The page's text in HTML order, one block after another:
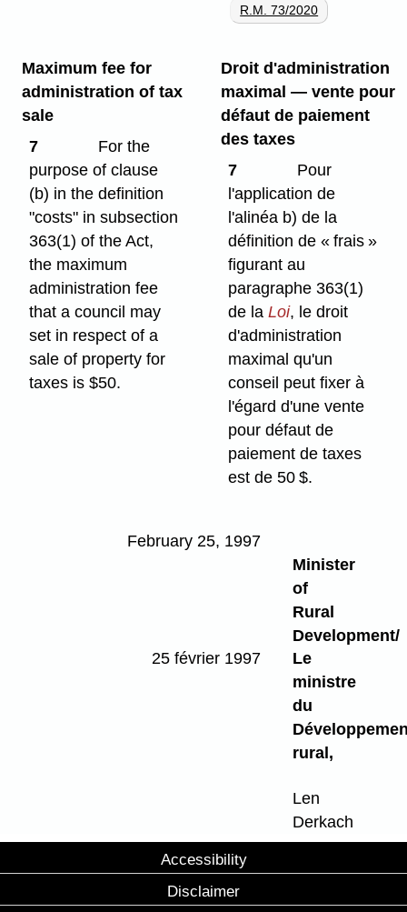
R.M. 73/2020
Maximum fee for
administration of tax
sale
7
For the
purpose of clause
(b) in the definition
"costs" in subsection
363(1) of the Act,
the maximum
administration fee
that a council may
set in respect of a
sale of property for
taxes is $50.
Droit d'administration
maximal — vente pour
défaut de paiement
des taxes
7
Pour
l'application de
l'alinéa b) de la
définition de « frais »
figurant au
paragraphe 363(1)
de laLoi, le droit
d'administration
maximal qu'un
conseil peut fixer à
l'égard d'une vente
pour défaut de
paiement de taxes
est de 50 $.
February 25, 1997
Minister
of
Rural
Development/
25 février 1997
Le
ministre
du
rural,
Len
Derkach
Accessibility
Disclaimer